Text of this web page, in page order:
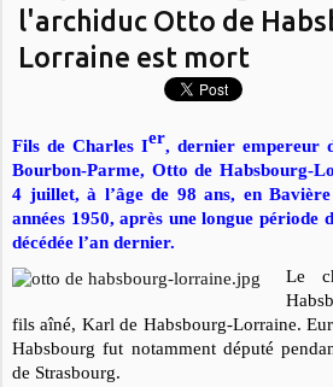
l'archiduc Otto de
Lorraine est mort
Fils de Charles Ier, dernier empereur
Bourbon-Parme, Otto de Habsbourg-
4 juillet, à l’âge de 98 ans, en
années 1950, après une longue période
décédée l’an dernier.
Le
fils aîné, Karl de Habsbourg-Lorraine.
Habsbourg fut notamment député
de Strasbourg.